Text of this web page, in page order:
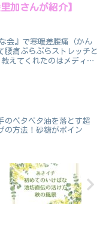
加さんが紹介】
会』で寒暖差腰痛（かん
腰痛ぶらぶらストレッチと
えてくれたのはメディカ
のベタベタ油を落とす超
の方法！砂糖がポイン